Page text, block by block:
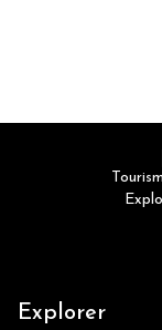
Explorer